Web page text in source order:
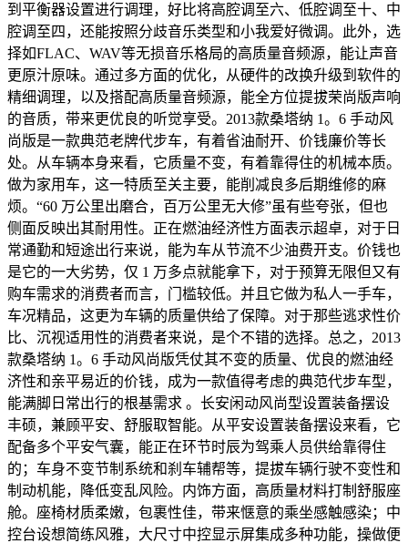
到平衡器设置进行调理，好比将高腔调至六、低腔调至十、中
腔调至四，还能按照分歧音乐类型和小我爱好微调。此外，选
择如FLAC、WAV等无损音乐格局的高质量音频源，能让声音
更原汁原味。通过多方面的优化，从硬件的改换升级到软件的
精细调理，以及搭配高质量音频源，能全方位提拔荣尚版声响
的音质，带来更优良的听觉享受。2013款桑塔纳 1。6 手动风
尚版是一款典范老牌代步车，有着省油耐开、价钱廉价等长
处。从车辆本身来看，它质量不变，有着靠得住的机械本质。
做为家用车，这一特质至关主要，能削减良多后期维修的麻
烦。“60 万公里出磨合，百万公里无大修”虽有些夸张，但也
侧面反映出其耐用性。正在燃油经济性方面表示超卓，对于日
常通勤和短途出行来说，能为车从节流不少油费开支。价钱也
是它的一大劣势，仅 1 万多点就能拿下，对于预算无限但又有
购车需求的消费者而言，门槛较低。并且它做为私人一手车，
车况精品，这更为车辆的质量供给了保障。对于那些逃求性价
比、沉视适用性的消费者来说，是个不错的选择。总之，2013
款桑塔纳 1。6 手动风尚版凭仗其不变的质量、优良的燃油经
济性和亲平易近的价钱，成为一款值得考虑的典范代步车型，
能满脚日常出行的根基需求 。长安闲动风尚型设置装备摆设
丰硕，兼顾平安、舒服取智能。从平安设置装备摆设来看，它
配备多个平安气囊，能正在环节时辰为驾乘人员供给靠得住
的；车身不变节制系统和刹车辅帮等，提拔车辆行驶不变性和
制动机能，降低变乱风险。内饰方面，高质量材料打制舒服座
舱。座椅材质柔嫩，包裹性佳，带来惬意的乘坐感触感染；中
控台设想简练风雅，大尺寸中控显示屏集成多种功能，操做便